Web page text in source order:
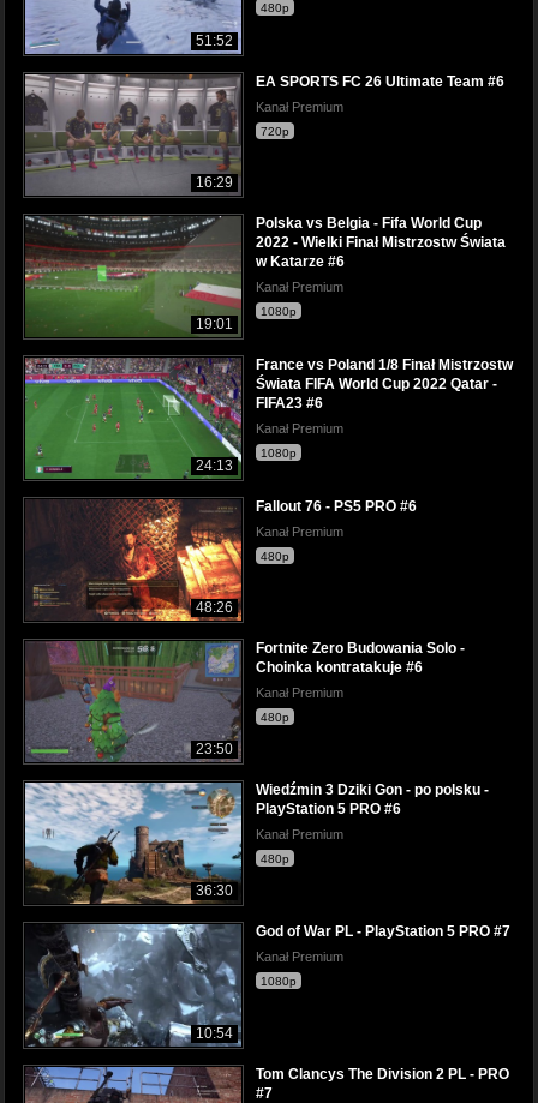
51:52
480p
16:29
EA SPORTS FC 26 Ultimate Team #6
Kanał Premium
720p
19:01
Polska vs Belgia - Fifa World Cup
2022 - Wielki Finał Mistrzostw Świata
w Katarze #6
Kanał Premium
1080p
24:13
France vs Poland 1/8 Finał Mistrzostw
Świata FIFA World Cup 2022 Qatar -
FIFA23 #6
Kanał Premium
1080p
48:26
Fallout 76 - PS5 PRO #6
Kanał Premium
480p
23:50
Fortnite Zero Budowania Solo -
Choinka kontratakuje #6
Kanał Premium
480p
36:30
Wiedźmin 3 Dziki Gon - po polsku -
PlayStation 5 PRO #6
Kanał Premium
480p
10:54
God of War PL - PlayStation 5 PRO #7
Kanał Premium
1080p
Tom Clancys The Division 2 PL - PRO
#7